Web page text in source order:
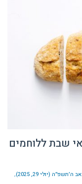
שבת ללוחמים
ה׳תשפ״ה (יולי 29, 2025)